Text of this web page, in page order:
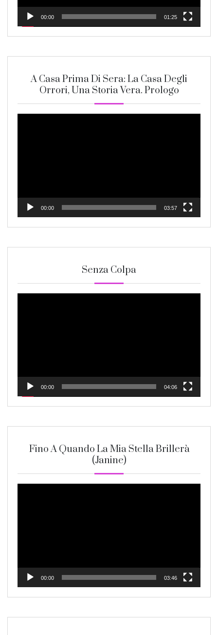
00:00 01:25
A Casa Prima Di Sera: La Casa Degli
Orrori, Una Storia Vera. Prologo
00:00 03:57
Senza Colpa
00:00 04:06
Fino A Quando La Mia Stella Brillerà
(Janine)
00:00 03:46